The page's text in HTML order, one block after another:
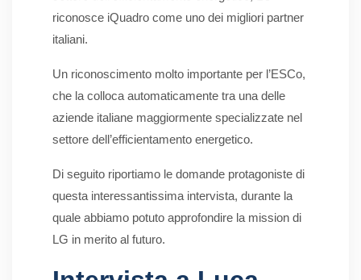
riconosce iQuadro come uno dei migliori partner
italiani.
Un riconoscimento molto importante per l’ESCo,
che la colloca automaticamente tra una delle
aziende italiane maggiormente specializzate nel
settore dell’efficientamento energetico.
Di seguito riportiamo le domande protagoniste di
questa interessantissima intervista, durante la
quale abbiamo potuto approfondire la mission di
LG in merito al futuro.